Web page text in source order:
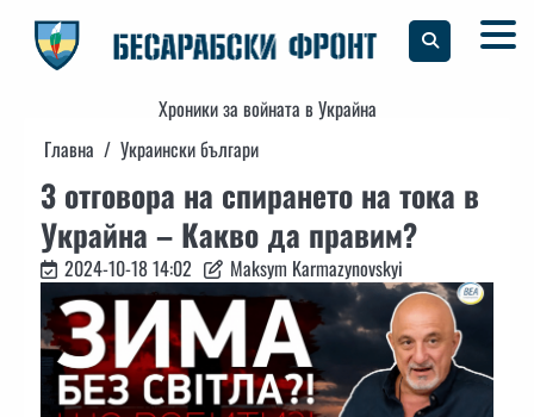
content
Хроники за войната в Украйна
Главна
Украински българи
3 отговора на спирането на тока в
Украйна – Какво да правим?
2024-10-18 14:02 Maksym Karmazynovskyi